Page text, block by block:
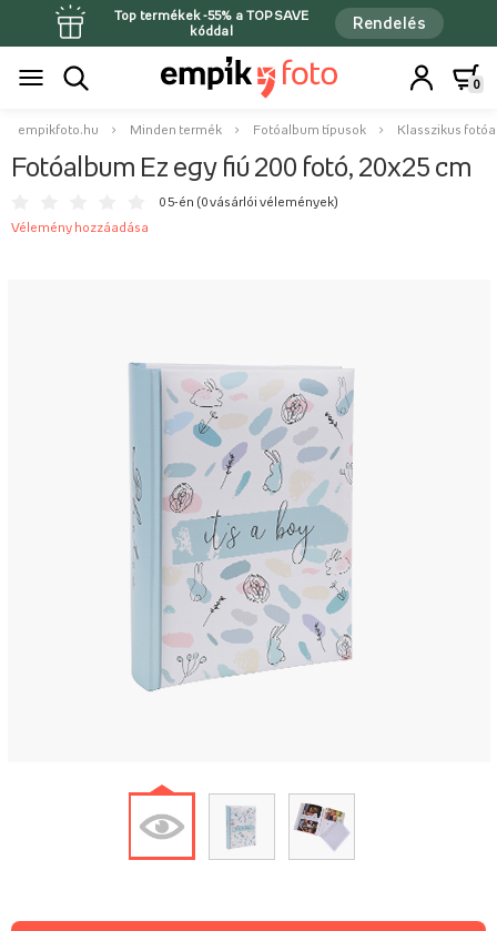
Top termékek -55% a TOPSAVE
kóddal
Rendelés
0
empikfoto.hu Minden termék Fotóalbum típusok Klasszikus
Fotóalbum Ez egy fiú 200 fotó, 20x25 cm
0 5-én (0 vásárlói vélemények)
Vélemény hozzáadása